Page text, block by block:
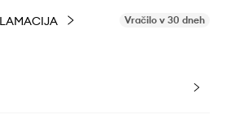
Vračilo v 30 dneh